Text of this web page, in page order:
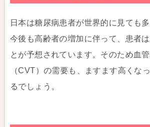
日本は糖尿病患者が世界的に見ても多
今後も高齢者の増加に伴って、患者
とが予想されています。そのため血
（CVT）の需要も、ますます高くな
るでしょう。